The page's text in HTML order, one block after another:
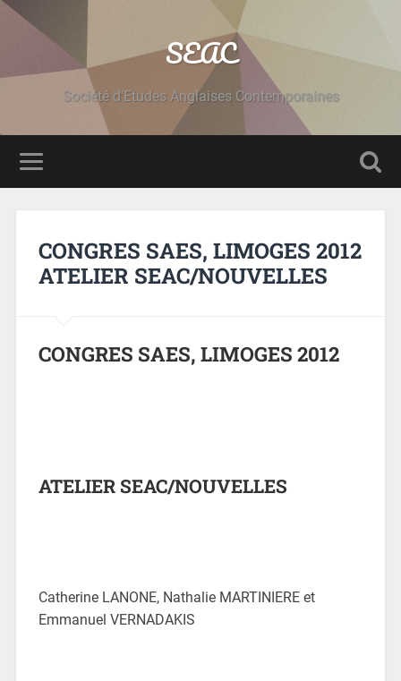
SEAC
Société d'Etudes Anglaises Contemporaines
CONGRES SAES, LIMOGES 2012
ATELIER SEAC/NOUVELLES
CONGRES SAES, LIMOGES 2012
ATELIER SEAC/NOUVELLES
Catherine LANONE, Nathalie MARTINIERE et
Emmanuel VERNADAKIS